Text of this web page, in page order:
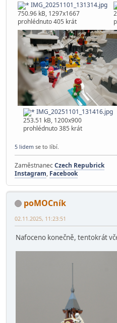
IMG_20251101_131314.jpg
750.96 kB, 1297x1667
prohlédnuto 405 krát
IMG_20251101_131416.jpg
253.51 kB, 1200x900
prohlédnuto 385 krát
5 lidem se to líbí.
ZaměstnanecCzech Repubrick
Instagram, Facebook
poMOCník
02.11.2025, 11:23:51
Nafoceno konečně, tentokrát